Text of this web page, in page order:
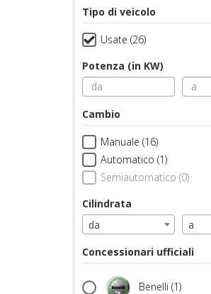
Tipo di veicolo
Usate (26)
Potenza (in KW)
Cambio
Manuale (16)
Automatico (1)
Semiautomatico (0)
Cilindrata
da
a
Concessionari ufficiali
Benelli (1)